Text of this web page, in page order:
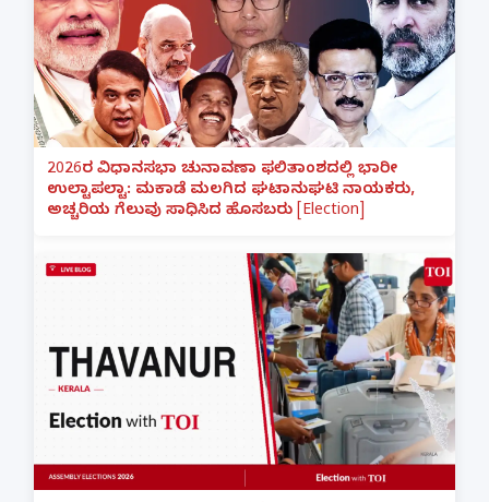
2026ರ ವಿಧಾನಸಭಾ ಚುನಾವಣಾ ಫಲಿತಾಂಶದಲ್ಲಿ ಭಾರೀ
ಉಲ್ಟಾಪಲ್ಟಾ: ಮಕಾಡೆ ಮಲಗಿದ ಘಟಾನುಘಟಿ ನಾಯಕರು,
ಅಚ್ಚರಿಯ ಗೆಲುವು ಸಾಧಿಸಿದ ಹೊಸಬರು [Election]